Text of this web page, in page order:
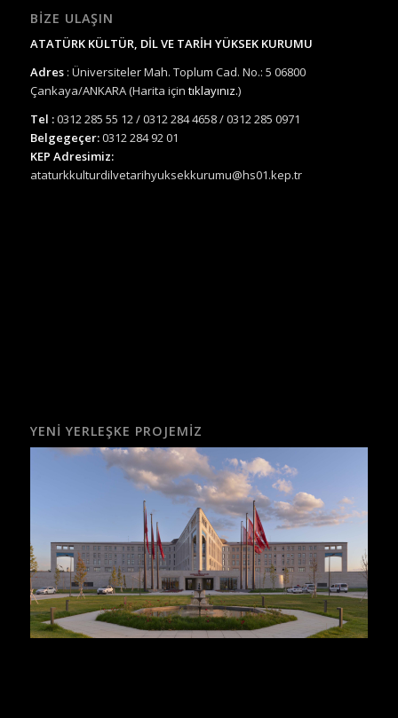
BIZE ULAŞIN
ATATÜRK KÜLTÜR, DİL VE TARİH YÜKSEK KURUMU
Adres : Üniversiteler Mah. Toplum Cad. No.: 5 06800
Çankaya/ANKARA (Harita için tıklayınız.)
Tel :0312 285 55 12 / 0312 284 4658 / 0312 285 0971
Belgegeçer:0312 284 92 01
KEP Adresimiz:
ataturkkulturdilvetarihyuksekkurumu@hs01.kep.tr
YENI YERLEŞKE PROJEMIZ